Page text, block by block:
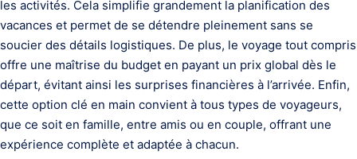
les activités. Cela simplifie grandement la planification des
vacances et permet de se détendre pleinement sans se
soucier des détails logistiques. De plus, le voyage tout compris
offre une maîtrise du budget en payant un prix global dès le
départ, évitant ainsi les surprises financières à l’arrivée. Enfin,
cette option clé en main convient à tous types de voyageurs,
que ce soit en famille, entre amis ou en couple, offrant une
expérience complète et adaptée à chacun.